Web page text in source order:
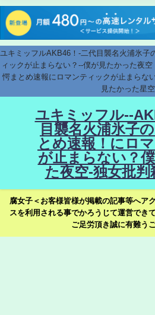
ユキミッフルAKB46！-二代目襲名火浦氷子
ィックが止まらない？--僕が見たかった夜
愕まとめ速報にロマンティックが止まらな
見たかった星
ユキミッフル--
目襲名火浦氷子
とめ速報！にロ
が止まらない？
た夜空-独女批判
腐女子＜お客様皆様が掲載の記事等へア
スを利用される事でかろうじて運営でき
ご足労頂き誠に有難う